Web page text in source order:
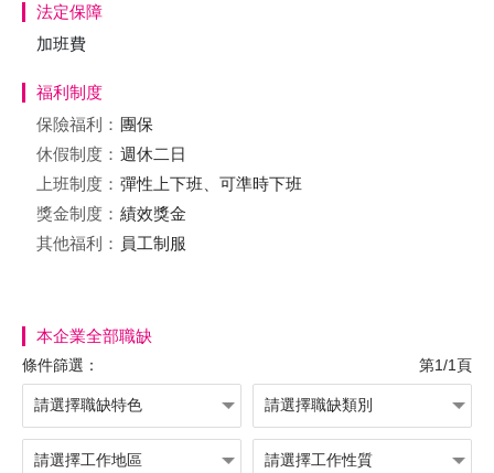
法定保障
加班費
福利制度
保險福利： 團保
休假制度： 週休二日
上班制度： 彈性上下班、可準時下班
獎金制度： 績效獎金
其他福利： 員工制服
本企業全部職缺
條件篩選： 第1/1頁